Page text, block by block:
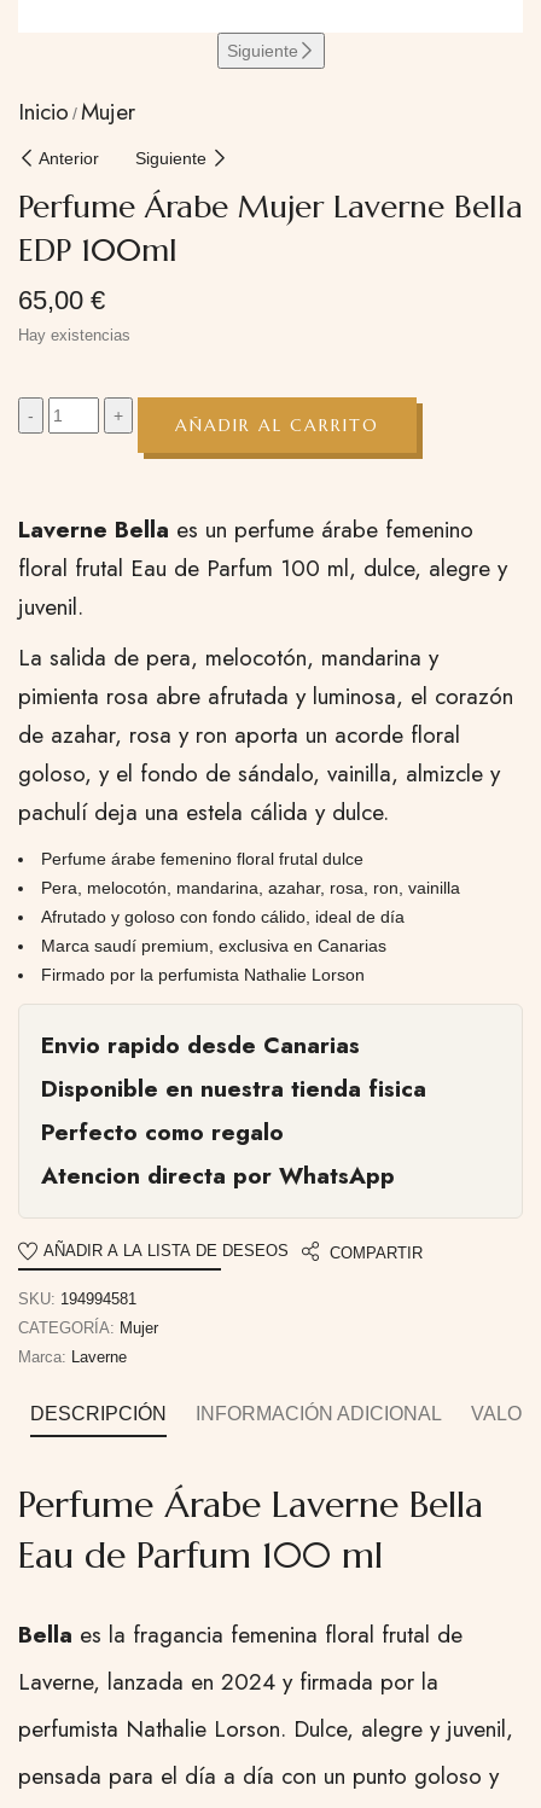
Siguiente
Inicio Mujer
Anterior Siguiente
Perfume Árabe Mujer Laverne Bella
EDP 100ml
65,00 €
Laverne Bella es un perfume árabe femenino
floral frutal Eau de Parfum 100 ml, dulce, alegre y
juvenil.
La salida de pera, melocotón, mandarina y
pimienta rosa abre afrutada y luminosa, el corazón
de azahar, rosa y ron aporta un acorde floral
goloso, y el fondo de sándalo, vainilla, almizcle y
pachulí deja una estela cálida y dulce.
Perfume árabe femenino floral frutal dulce
Pera, melocotón, mandarina, azahar, rosa, ron, vainilla
Afrutado y goloso con fondo cálido, ideal de día
Marca saudí premium, exclusiva en Canarias
Firmado por la perfumista Nathalie Lorson
Envio rapido desde Canarias
Disponible en nuestra tienda fisica
Perfecto como regalo
Atencion directa por WhatsApp
Hay existencias
AÑADIR AL CARRITO
AÑADIR A LA LISTA DE DESEOS COMPARTIR
SKU: 194994581
CATEGORÍA: Mujer
Marca:
Laverne
DESCRIPCIÓN INFORMACIÓN ADICIONAL
Perfume Árabe Laverne Bella
Eau de Parfum 100 ml
Bella es la fragancia femenina floral frutal de
Laverne, lanzada en 2024 y firmada por la
perfumista Nathalie Lorson. Dulce, alegre y juvenil,
pensada para el día a día con un punto goloso y